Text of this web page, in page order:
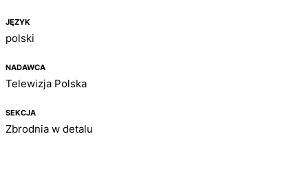
JĘZYK
polski
NADAWCA
Telewizja Polska
SEKCJA
Zbrodnia w detalu